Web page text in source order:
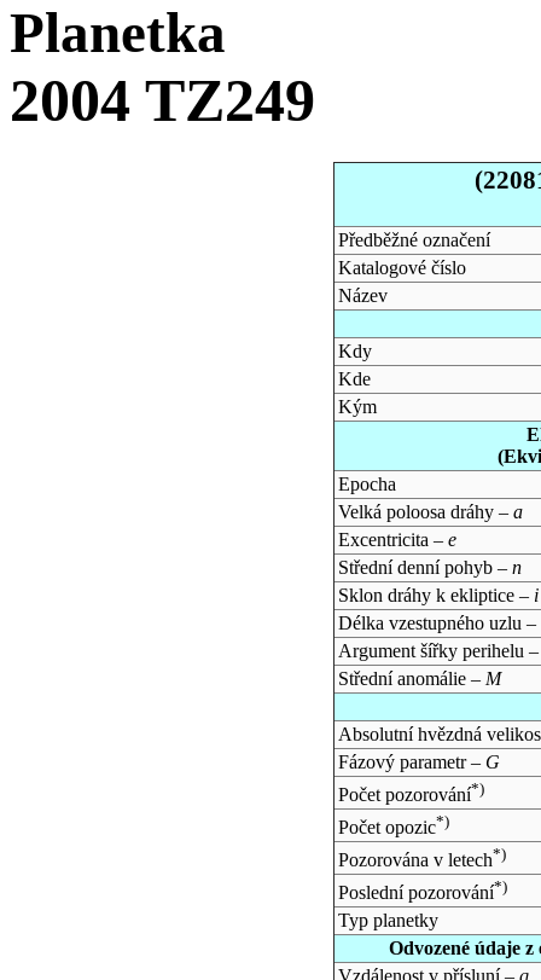
Planetka
2004 TZ249
Předběžné označení
Katalogové číslo
Název
Kdy
Kde
Kým
Epocha
Velká poloosa dráhy – a
Excentricita – e
Střední denní pohyb – n
Sklon dráhy k ekliptice – i
Délka vzestupného uzlu –
Argument šířky perihelu
Střední anomálie – M
Absolutní hvězdná
Fázový parametr – G
Počet pozorování*)
Počet opozic*)
Pozorována v letech*)
Poslední pozorování*)
Typ planetky
Odvozené údaje
Vzdálenost v přísluní – q